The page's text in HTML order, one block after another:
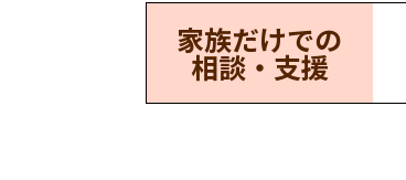
家族だけでの
相談・支援